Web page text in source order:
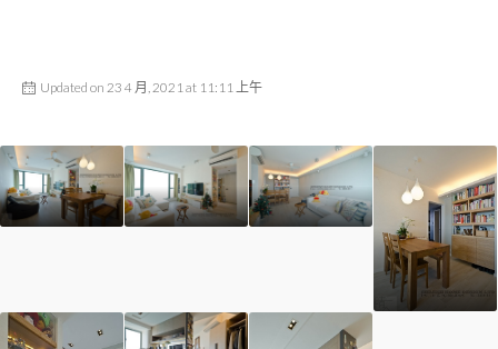
Updated on 23 4 月, 2021 at 11:11 上午